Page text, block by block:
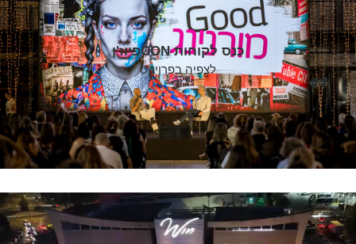
כנס לקוחות CONפיוז'ן
לצפיה בפרויקט